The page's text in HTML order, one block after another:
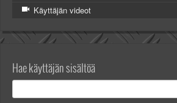
Käyttäjän videot
Hae käyttäjän sisältöä